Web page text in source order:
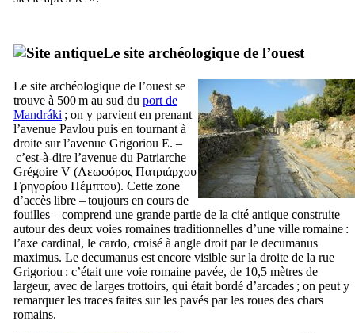
Le site archéologique de l’ouest
Le site archéologique de l’ouest se
trouve à 500 m au sud du port de
Mandráki ; on y parvient en prenant
l’avenue Pavlou puis en tournant à
droite sur l’avenue Grigoriou E. –
c’est-à-dire l’avenue du Patriarche
Grégoire V (Λεωφόρος Πατριάρχου
Γρηγορίου Πέμπτου). Cette zone
d’accès libre – toujours en cours de
fouilles – comprend une grande partie de la cité antique construite
autour des deux voies romaines traditionnelles d’une ville romaine :
l’axe cardinal, le cardo, croisé à angle droit par le decumanus
maximus. Le decumanus est encore visible sur la droite de la rue
Grigoriou : c’était une voie romaine pavée, de 10,5 mètres de
largeur, avec de larges trottoirs, qui était bordé d’arcades ; on peut y
remarquer les traces faites sur les pavés par les roues des chars
romains.